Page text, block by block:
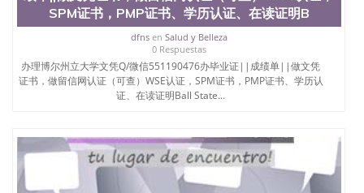
SPM证书，PMP证书、学历认证、在读证明B
dfnsen Salud y Belleza
0 Respuestas
办理博尔州立大学文凭Q/微信551190476办毕业证||成绩单||做文凭
证书，做留信网认证（可查）WSE认证，SPM证书，PMP证书、学历认
证、在读证明Ball State...